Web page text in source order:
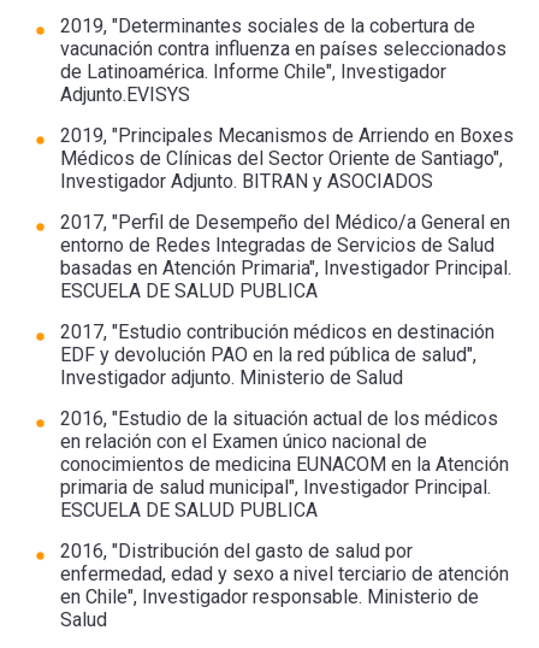
2019, "Determinantes sociales de la cobertura de
vacunación contra influenza en países seleccionados
de Latinoamérica. Informe Chile", Investigador
Adjunto.EVISYS
2019, "Principales Mecanismos de Arriendo en Boxes
Médicos de Clínicas del Sector Oriente de Santiago",
Investigador Adjunto. BITRAN y ASOCIADOS
2017, "Perfil de Desempeño del Médico/a General en
entorno de Redes Integradas de Servicios de Salud
basadas en Atención Primaria", Investigador Principal.
ESCUELA DE SALUD PUBLICA
2017, "Estudio contribución médicos en destinación
EDF y devolución PAO en la red pública de salud",
Investigador adjunto. Ministerio de Salud
2016, "Estudio de la situación actual de los médicos
en relación con el Examen único nacional de
conocimientos de medicina EUNACOM en la Atención
primaria de salud municipal", Investigador Principal.
ESCUELA DE SALUD PUBLICA
2016, "Distribución del gasto de salud por
enfermedad, edad y sexo a nivel terciario de atención
en Chile", Investigador responsable. Ministerio de
Salud